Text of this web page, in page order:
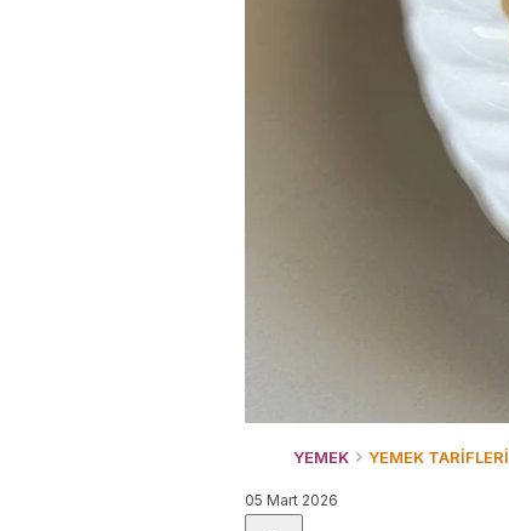
YEMEK YEMEK TARİFLERİ
05 Mart 2026